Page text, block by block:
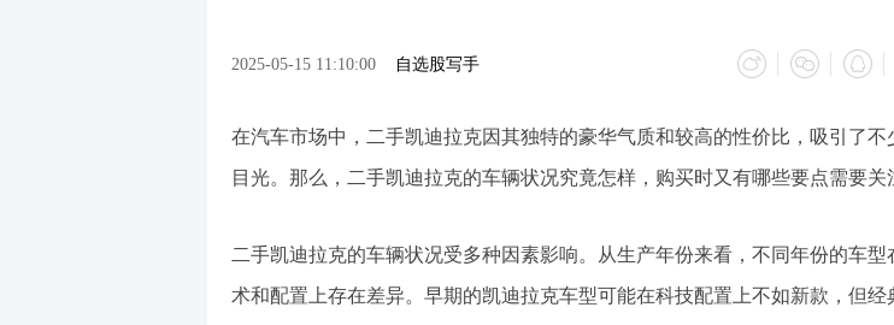
2025-05-15 11:10:00 自选股写手
在汽车市场中，二手凯迪拉克因其独特的豪华气质和较高的性价比，吸引了不
目光。那么，二手凯迪拉克的车辆状况究竟怎样，购买时又有哪些要点需要关
二手凯迪拉克的车辆状况受多种因素影响。从生产年份来看，不同年份的车型
术和配置上存在差异。早期的凯迪拉克车型可能在科技配置上不如新款，但经